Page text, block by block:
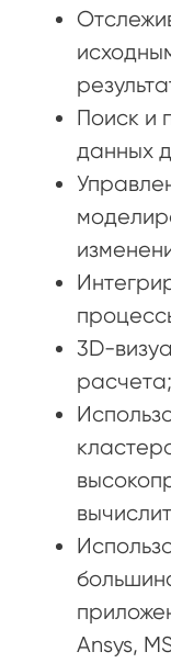
Поиск и
данных
3D-
расчета;
Ansys,